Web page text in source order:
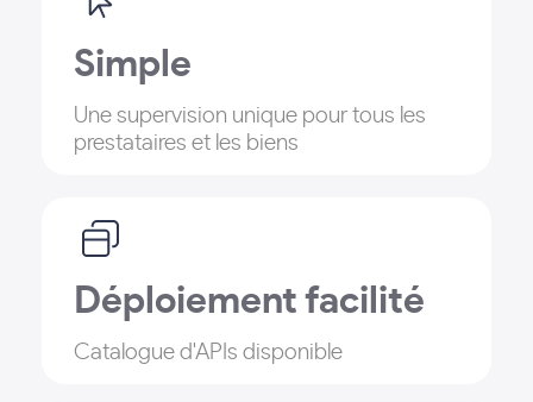
Simple
Une supervision unique pour tous les
prestataires et les biens
Déploiement facilité
Catalogue d'APIs disponible